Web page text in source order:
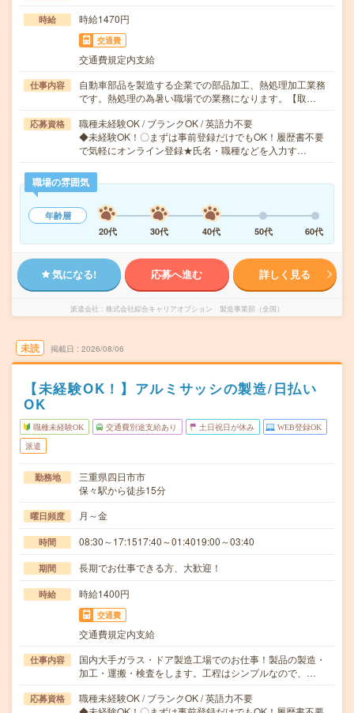
時給 時給1470円
交通費
交通費規定内支給
仕事内容
自動車部品を製造する企業での部品加工、熱処理加工業務
です。熱処理の為暑い職場での業務になります。【取…
応募資格
職種未経験OK / ブランクOK / 英語力不要
◆未経験OK！〇まずは事前登録だけでもOK！履歴書不要
で気軽にオンライン登録★氏名・職種などを入力す…
職場の雰囲気
年齢層
20代
30代 40代 50代 60代
気になる! 応募へ進む 詳しく見る
派遣会社 株式会社綜合キャリアオプション 製造事業部（全国）
未読 掲載日 2026/08/06
【未経験OK！】アルミサッシの製造/日払い
OK
職種未経験OK 交通費別途支給あり 土日祝日が休み WEB登録OK
派遣
勤務地
三重県四日市市
保々駅から徒歩15分
曜日頻度 月～金
時間 08:30～17:1517:40～01:4019:00～03:40
期間 長期でお仕事できる方、大歓迎！
時給 時給1400円
交通費
交通費規定内支給
仕事内容
国内大手ガラス・ドア製造工場でのお仕事！製品の製造・
加工・運搬・検査をします。工程はシンプルなので、…
応募資格
職種未経験OK / ブランクOK / 英語力不要